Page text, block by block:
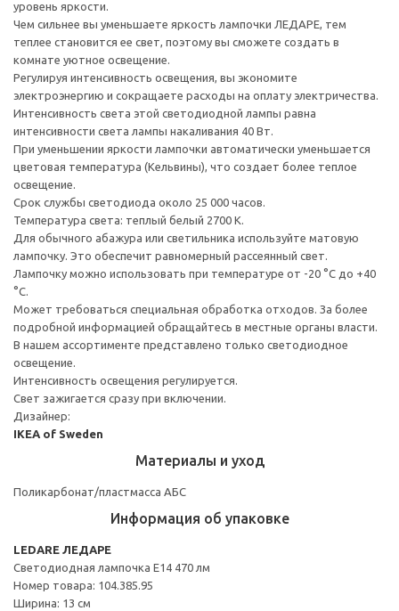
уровень яркости.
Чем сильнее вы уменьшаете яркость лампочки ЛЕДАРЕ, тем
теплее становится ее свет, поэтому вы сможете создать в
комнате уютное освещение.
Регулируя интенсивность освещения, вы экономите
электроэнергию и сокращаете расходы на оплату электричества.
Интенсивность света этой светодиодной лампы равна
интенсивности света лампы накаливания 40 Вт.
При уменьшении яркости лампочки автоматически уменьшается
цветовая температура (Кельвины), что создает более теплое
освещение.
Срок службы светодиода около 25 000 часов.
Температура света: теплый белый 2700 К.
Для обычного абажура или светильника используйте матовую
лампочку. Это обеспечит равномерный рассеянный свет.
Лампочку можно использовать при температуре от -20 °C до +40
°C.
Может требоваться специальная обработка отходов. За более
подробной информацией обращайтесь в местные органы власти.
В нашем ассортименте представлено только светодиодное
освещение.
Интенсивность освещения регулируется.
Свет зажигается сразу при включении.
Дизайнер:
IKEA of Sweden
Материалы и уход
Поликарбонат/пластмасса АБС
Информация об упаковке
LEDARE ЛЕДАРЕ
Светодиодная лампочка E14 470 лм
Номер товара: 104.385.95
Ширина: 13 см